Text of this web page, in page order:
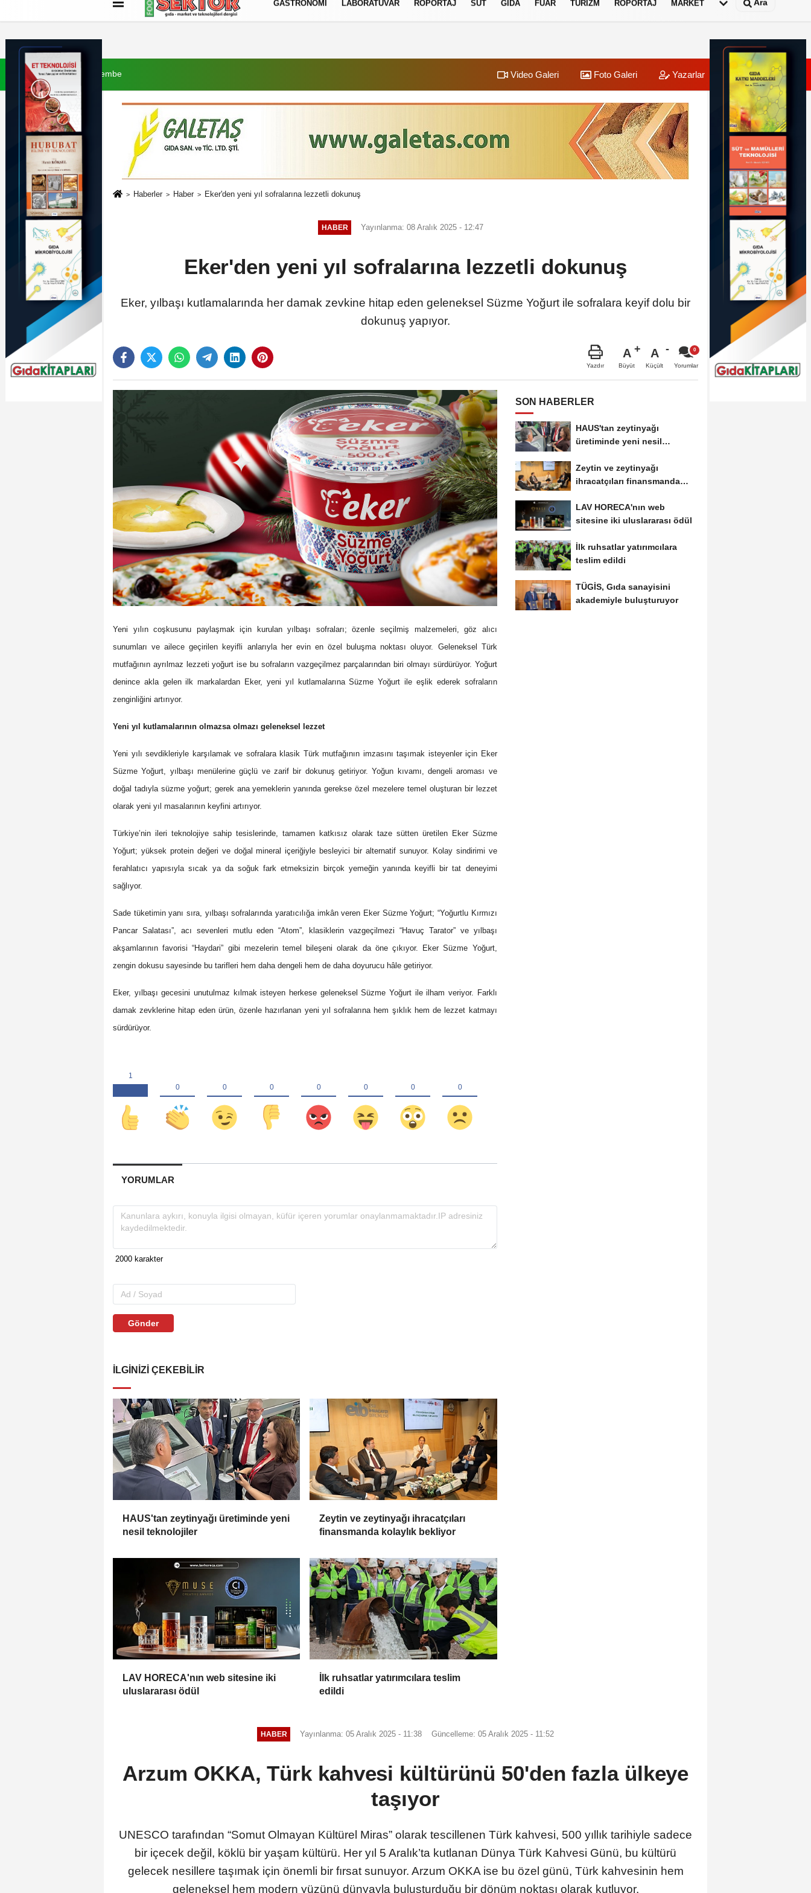
İletişim Çerez Politikası
GASTRONOMI LABORATUVAR RÖPORTAJ SÜT GIDA FUAR TURIZM RÖPORTAJ MARKET Ara
6 Ağustos 2026, Perşembe Video Galeri Foto Galeri Yazarlar Üye Paneli
Haberler Haber Eker'den yeni yıl sofralarına lezzetli dokunuş
HABER Yayınlanma: 08 Aralık 2025 - 12:47
Eker'den yeni yıl sofralarına lezzetli dokunuş
Eker, yılbaşı kutlamalarında her damak zevkine hitap eden geleneksel Süzme Yoğurt ile sofralara keyif dolu bir
dokunuş yapıyor.
Yazdır
A
Büyüt
A
Küçült Yorumlar
Yeni yılın coşkusunu paylaşmak için kurulan yılbaşı sofraları; özenle seçilmiş malzemeleri, göz alıcı
sunumları ve ailece geçirilen keyifli anlarıyla her evin en özel buluşma noktası oluyor. Geleneksel Türk
mutfağının ayrılmaz lezzeti yoğurt ise bu sofraların vazgeçilmez parçalarından biri olmayı sürdürüyor. Yoğurt
denince akla gelen ilk markalardan Eker, yeni yıl kutlamalarına Süzme Yoğurt ile eşlik ederek sofraların
zenginliğini artırıyor.
Yeni yıl kutlamalarının olmazsa olmazı geleneksel lezzet
Yeni yılı sevdikleriyle karşılamak ve sofralara klasik Türk mutfağının imzasını taşımak isteyenler için Eker
Süzme Yoğurt, yılbaşı menülerine güçlü ve zarif bir dokunuş getiriyor. Yoğun kıvamı, dengeli aroması ve
doğal tadıyla süzme yoğurt; gerek ana yemeklerin yanında gerekse özel mezelere temel oluşturan bir lezzet
olarak yeni yıl masalarının keyfini artırıyor.
Türkiye’nin ileri teknolojiye sahip tesislerinde, tamamen katkısız olarak taze sütten üretilen Eker Süzme
Yoğurt; yüksek protein değeri ve doğal mineral içeriğiyle besleyici bir alternatif sunuyor. Kolay sindirimi ve
ferahlatıcı yapısıyla sıcak ya da soğuk fark etmeksizin birçok yemeğin yanında keyifli bir tat deneyimi
sağlıyor.
Sade tüketimin yanı sıra, yılbaşı sofralarında yaratıcılığa imkân veren Eker Süzme Yoğurt; “Yoğurtlu Kırmızı
Pancar Salatası”, acı sevenleri mutlu eden “Atom”, klasiklerin vazgeçilmezi “Havuç Tarator” ve yılbaşı
akşamlarının favorisi “Haydari” gibi mezelerin temel bileşeni olarak da öne çıkıyor. Eker Süzme Yoğurt,
zengin dokusu sayesinde bu tarifleri hem daha dengeli hem de daha doyurucu hâle getiriyor.
Eker, yılbaşı gecesini unutulmaz kılmak isteyen herkese geleneksel Süzme Yoğurt ile ilham veriyor. Farklı
damak zevklerine hitap eden ürün, özenle hazırlanan yeni yıl sofralarına hem şıklık hem de lezzet katmayı
sürdürüyor.
YORUMLAR
Gönder
İLGINIZI ÇEKEBILIR
HAUS'tan zeytinyağı üretiminde yeni
nesil teknolojiler
Zeytin ve zeytinyağı ihracatçıları
finansmanda kolaylık bekliyor
LAV HORECA'nın web sitesine iki
uluslararası ödül
İlk ruhsatlar yatırımcılara teslim
edildi
SON HABERLER
HAUS'tan zeytinyağı
üretiminde yeni nesil
Zeytin ve zeytinyağı
ihracatçıları finansmanda
LAV HORECA'nın web
sitesine iki uluslararası ödül
İlk ruhsatlar yatırımcılara
teslim edildi
TÜGİS, Gıda sanayisini
akademiyle buluşturuyor
HABER Yayınlanma: 05 Aralık 2025 - 11:38 Güncelleme: 05 Aralık 2025 - 11:52
Arzum OKKA, Türk kahvesi kültürünü 50'den fazla ülkeye
taşıyor
UNESCO tarafından “Somut Olmayan Kültürel Miras” olarak tescillenen Türk kahvesi, 500 yıllık tarihiyle sadece
bir içecek değil, köklü bir yaşam kültürü. Her yıl 5 Aralık’ta kutlanan Dünya Türk Kahvesi Günü, bu kültürü
gelecek nesillere taşımak için önemli bir fırsat sunuyor. Arzum OKKA ise bu özel günü, Türk kahvesinin hem
geleneksel hem modern yüzünü dünyayla buluşturduğu bir dönüm noktası olarak kutluyor.